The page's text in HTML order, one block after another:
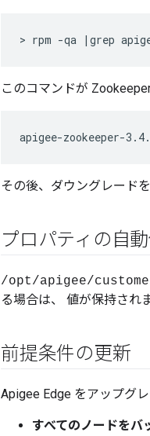
> rpm -qa |grep
このコマンドが
apigee-zookeeper-
その後、ダウングレード
プロパティの自
/opt/apigee/
る場合は、 値が保持されま
前提条件の更新
Apigee Edge をアップグ
すべてのノードをバ